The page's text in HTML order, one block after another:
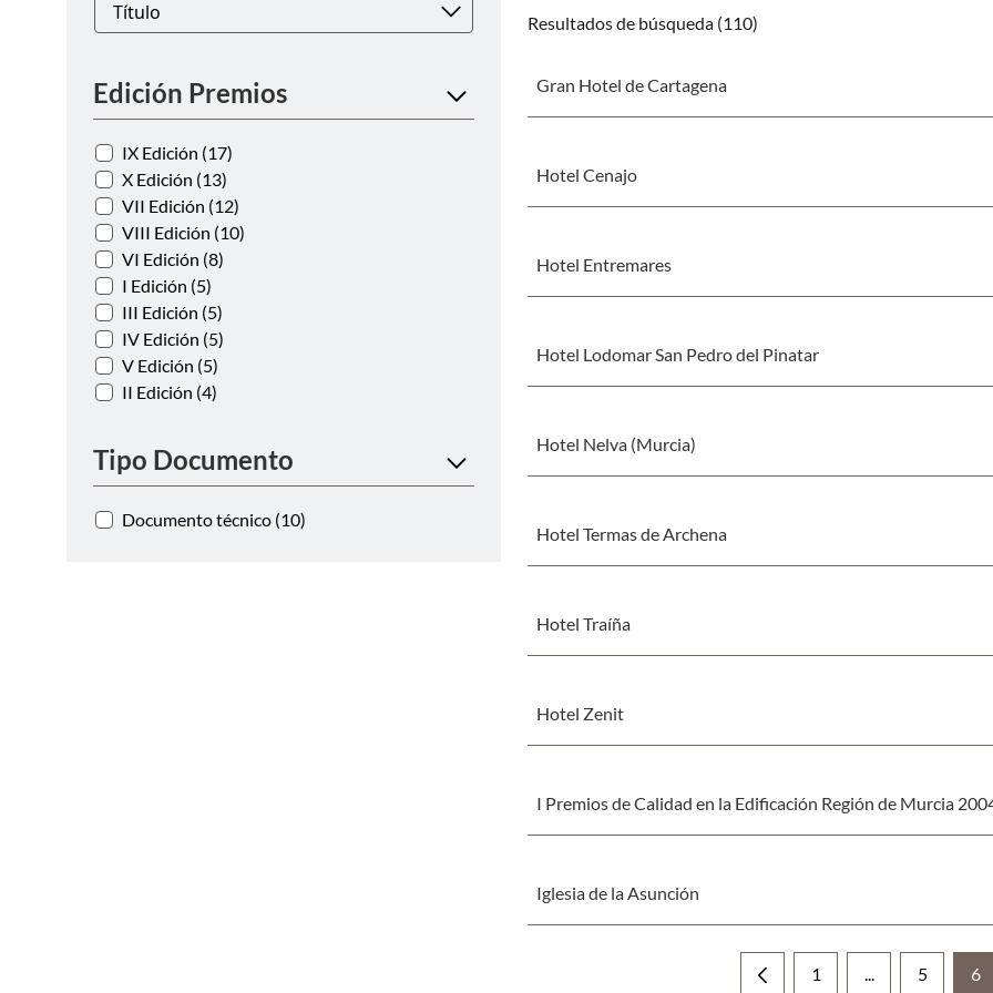
Edición Premios
IX Edición (17)
X Edición (13)
VII Edición (12)
VIII Edición (10)
VI Edición (8)
I Edición (5)
III Edición (5)
IV Edición (5)
V Edición (5)
II Edición (4)
Tipo Documento
Documento técnico (10)
Resultados de búsqueda (110)
Gran Hotel de Cartagena
Hotel Cenajo
Hotel Entremares
Hotel Lodomar San Pedro del Pinatar
Hotel Nelva (Murcia)
Hotel Termas de Archena
Hotel Traíña
Hotel Zenit
I Premios de Calidad en la Edificación Región de Murcia
Iglesia de la Asunción
Página
1 ...
PáginasPágina
5 6